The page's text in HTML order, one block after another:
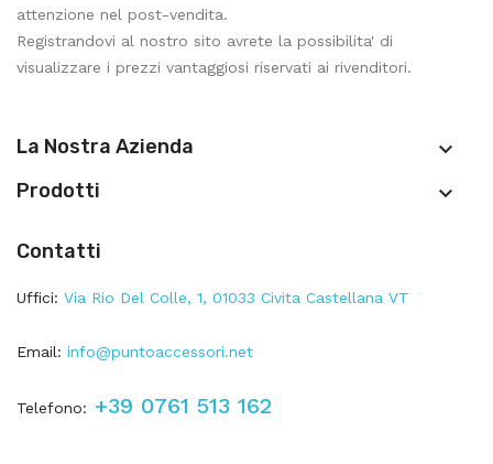
attenzione nel post-vendita.
Registrandovi al nostro sito avrete la possibilita' di
visualizzare i prezzi vantaggiosi riservati ai rivenditori.
La Nostra Azienda 
Prodotti 
Contatti
Uffici: Via Rio Del Colle, 1, 01033 Civita Castellana VT
Email: info@puntoaccessori.net
Telefono: +39 0761 513 162